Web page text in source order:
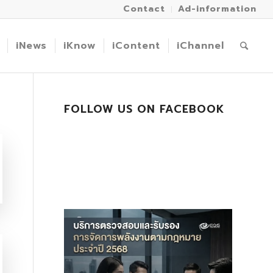
Contact Ad-information
iNews iKnow iContent iChannel
FOLLOW US ON FACEBOOK